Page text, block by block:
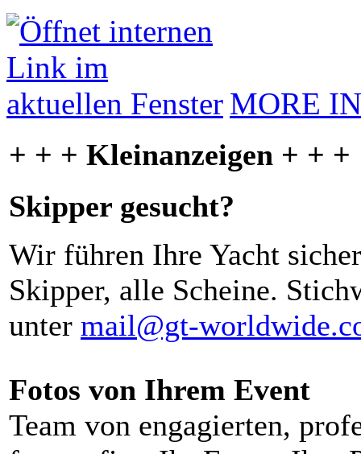
MORE
+ + + Kleinanzeigen + + +
Skipper gesucht?
Wir führen Ihre Yacht
Skipper, alle Scheine.
unter mail@gt-
Fotos von Ihrem Event
Team von engagierten,